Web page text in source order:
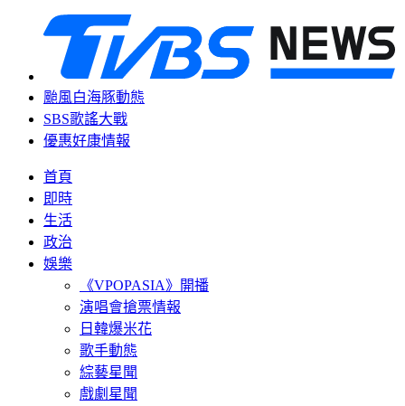
颱風白海豚動態
SBS歌謠大戰
優惠好康情報
首頁
即時
生活
政治
娛樂
《VPOPASIA》開播
演唱會搶票情報
日韓爆米花
歌手動態
綜藝星聞
戲劇星聞